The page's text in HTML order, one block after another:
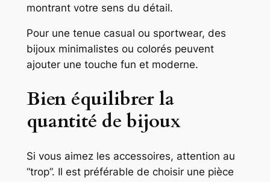
montrant votre sens du détail.
Pour une tenue casual ou sportwear, des
bijoux minimalistes ou colorés peuvent
ajouter une touche fun et moderne.
Bien équilibrer la
quantité de bijoux
Si vous aimez les accessoires, attention au
“trop”. Il est préférable de choisir une pièce